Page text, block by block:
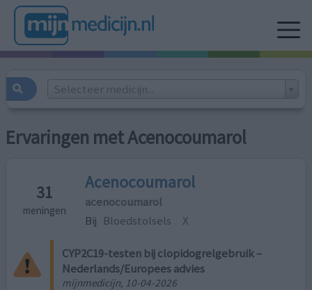
Selecteer medicijn...
Ervaringen met Acenocoumarol
31
meningen
Acenocoumarol
acenocoumarol
Bij Bloedstolsels X
CYP2C19-testen bij clopidogrelgebruik –
Nederlands/Europees advies
mijnmedicijn, 10-04-2026